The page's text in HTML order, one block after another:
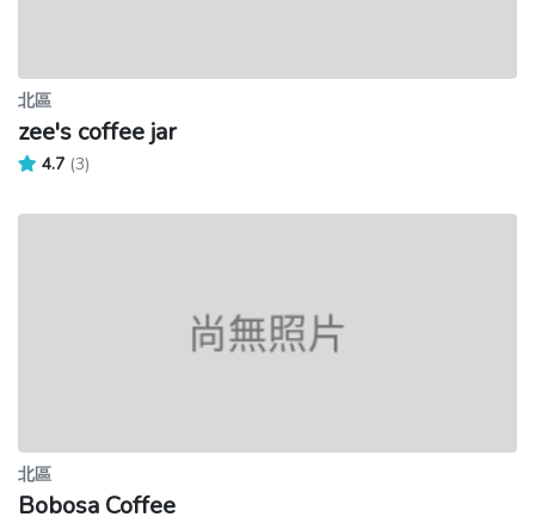
北區
zee's coffee jar
4.7 (3)
北區
Bobosa Coffee